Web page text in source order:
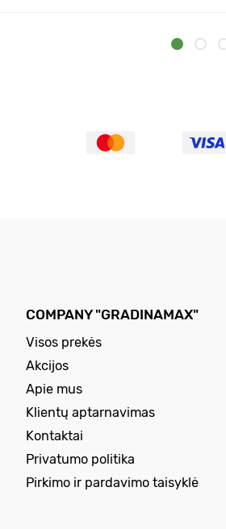
COMPANY "GRADINAMAX"
Visos prekės
Akcijos
Apie mus
Klientų aptarnavimas
Kontaktai
Privatumo politika
Pirkimo ir pardavimo taisyklė